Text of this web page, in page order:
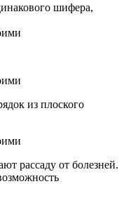
шифера,
из плоского
рассаду от болезней.